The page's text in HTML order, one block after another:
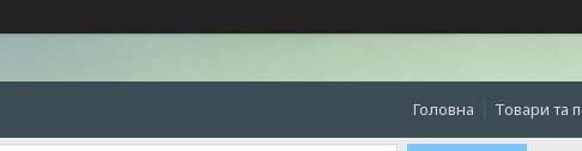
Головна Товари та